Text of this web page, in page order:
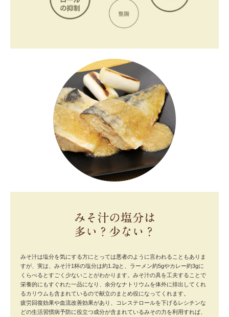
みそ汁は塩分を気にする方にとっては悪者のように言われることもありま
すが、実は、みそ汁1杯の塩分は約1.2gと、ラーメン約5gやカレー約3gに
くらべるとすごく少ないことがわかります。みそ汁の具を工夫することで
栄養的にもすぐれた一品になり、余分なナトリウムを体外に排出してくれ
るカリウムも含まれているので献立のまとめ役になってくれます。
疲労回復効果や血流改善効果があり、コレステロールを下げるレシチンな
どの生活習慣病予防に役立つ成分が含まれているみその力を利用すれば、